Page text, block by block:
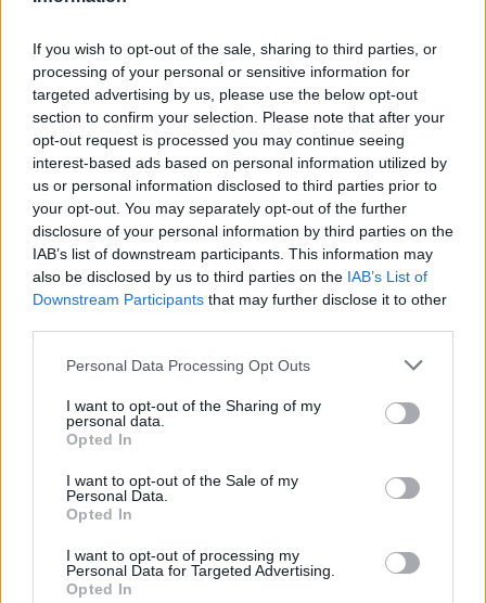
If you wish to opt-out of the sale, sharing to third parties, or
processing of your personal or sensitive information for
targeted advertising by us, please use the below opt-out
section to confirm your selection. Please note that after your
opt-out request is processed you may continue seeing
interest-based ads based on personal information utilized by
us or personal information disclosed to third parties prior to
your opt-out. You may separately opt-out of the further
disclosure of your personal information by third parties on the
IAB’s list of downstream participants. This information may
also be disclosed by us to third parties on the IAB’s List of
Downstream Participants that may further disclose it to other
Personal Data Processing Opt Outs
I want to opt-out of the Sharing of my
personal data.
Opted In
I want to opt-out of the Sale of my
Personal Data.
Opted In
I want to opt-out of processing my
Personal Data for Targeted Advertising.
Opted In
Ωστόσο δεν πρόκειται για νέα πλατφόρμα,
αλλά για την υπάρχουσα που διαθέτει ο
ΕΟΠΥΥ (ΚΜΕΣ), στην οποία καταγράφονται τα
σκευάσματα που αποζημιώνει ο Οργανισμός.
Απλά πλέον θα μπορούν οι εταιρείες να
αντλούν περισσότερα στοιχεία. Μάλλον ο
Υπουργός δεν γνώριζε το θέμα καλά και
παρουσίασε αυτό το σύστημα ως κάτι νέο.
Πιθανόν για να αποκρύψει το γεγονός ότι
δυνατότητα πρόσβασης, ενώ μπορούσε αυτό
να έχει γίνει εδώ και χρόνια.
Σε… άλλη πίστα βρίσκεται πια η σχέση της
Υπουργείου Υγείας, Λίλιαν Βενετίας Βιλδιρίδη,
με τον Υφυπουργό Υγείας Μάριο